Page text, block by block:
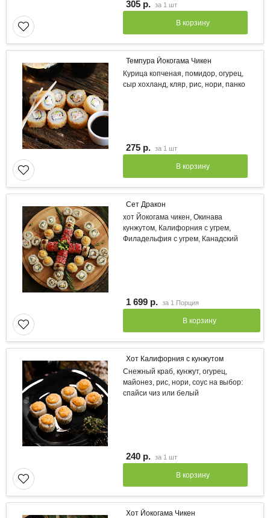
305 р. за 1 шт
В корзину
Темпура Йокогама Чикен
Курица копченая, помидор, огурец,
сыр хохланд, кляр, рис, нори, панко
275 р. за 1 шт
В корзину
Сет Дракон
хот Йокогама чикен, Окинава
кунжутом, Калифорния с угрем,
Филадельфия с угрем, Канадский
1 699 р. за 1 Порция
В корзину
Хот Калифорния с кунжутом
Снежный краб, кунжут, огурец,
майонез, рис, нори, соус на выбор:
спайси чиз или белый
240 р. за 1 шт
В корзину
Хот Йокогама Чикен